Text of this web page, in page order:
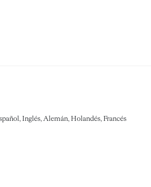
Inglés, Alemán, Holandés, Francés